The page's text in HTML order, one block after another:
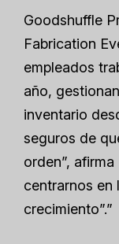
Goodshuffle
Fabrication
empleados
año,
inventario
seguros de
orden”,
centrarnos en
crecimiento”.”